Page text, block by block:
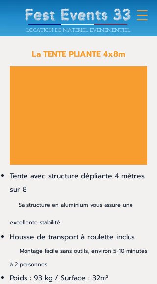
LOCATION DE MATÉRIEL ÉVÈNEMENTIEL
La TENTE PLIANTE 4x8m
Tente avec structure dépliante 4 mètres
sur 8
Sa structure en aluminium vous assure une
excellente stabilité
Housse de transport à roulette inclus
Montage facile sans outils, environ 5-10 minutes
à 2 personnes
Poids : 93 kg / Surface : 32m²